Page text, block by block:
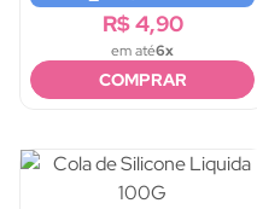
R$ 4,90
em até6x
COMPRAR